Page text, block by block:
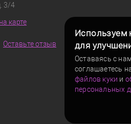
Используем
для
Оставаясь с
соглашаетесь
файлов куки и
персональных
3/4
карте
Оставьте отзыв